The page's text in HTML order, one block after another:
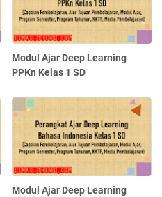
Modul Ajar Deep Learning
PPKn Kelas 1 SD
Modul Ajar Deep Learning